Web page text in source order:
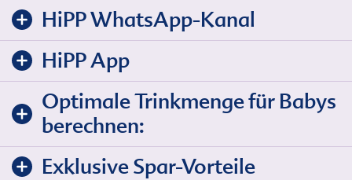
HiPP WhatsApp-Kanal
HiPP App
Optimale Trinkmenge für Babys
berechnen:
Exklusive Spar-Vorteile